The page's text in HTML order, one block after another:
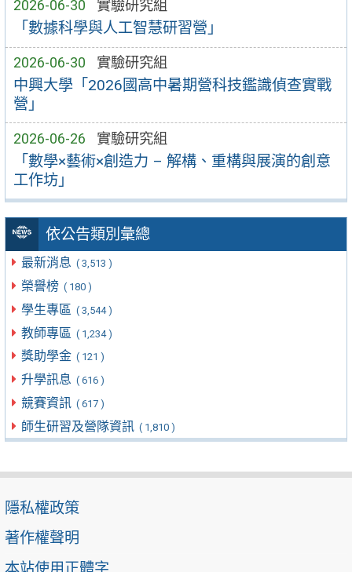
2026-06-30 實驗研究組
「數據科學與人工智慧研習營」
2026-06-30 實驗研究組
中興大學「2026國高中暑期營科技鑑識偵查實戰
營」
2026-06-26 實驗研究組
「數學×藝術×創造力 – 解構、重構與展演的創意
工作坊」
依公告類別彙總
最新消息 ( 3,513 )
榮譽榜 ( 180 )
學生專區 ( 3,544 )
教師專區 ( 1,234 )
獎助學金 ( 121 )
升學訊息 ( 616 )
競賽資訊 ( 617 )
師生研習及營隊資訊 ( 1,810 )
隱私權政策
著作權聲明
本站使用正體字